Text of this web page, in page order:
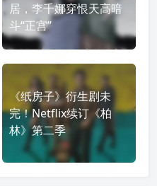
居，李千娜穿恨天高暗
斗“正宫”
《纸房子》衍生剧未
完！Netflix续订《柏
林》第二季